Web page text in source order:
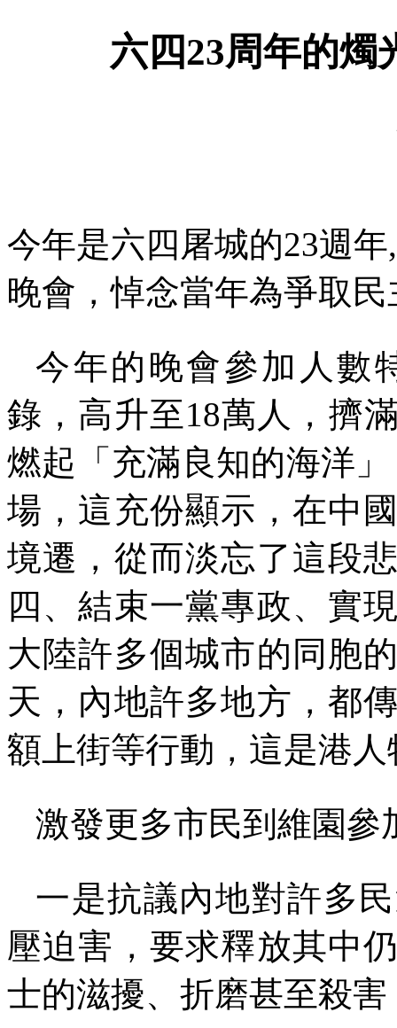
六四23周年的燭
今年是六四屠城的23週年
晚會，悼念當年為爭取
今年的晚會參加人數
錄，高升至18萬人，擠
燃起「充滿良知的海洋
場，這充份顯示，在中
境遷，從而淡忘了這段
四、結束一黨專政、實
大陸許多個城市的同胞
天，內地許多地方，都
額上街等行動，這是港
激發更多市民到維園參
一是抗議內地對許多
壓迫害，要求釋放其中
士的滋擾、折磨甚至殺害